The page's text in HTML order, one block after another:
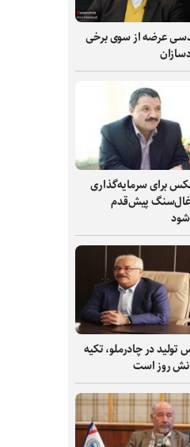
عرضه از سوی برخی
برای سرمایه‌گذاری
پیش‌قدم
تولید در چادرملو، تکیه
روز است